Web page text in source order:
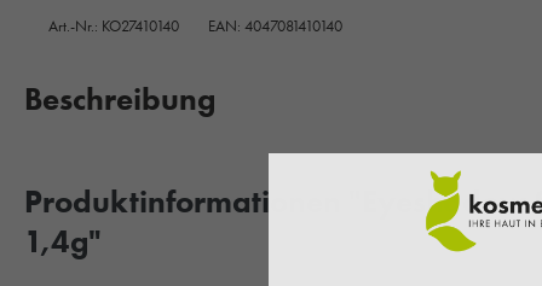
Art.-Nr.: KO27410140 EAN: 4047081410140
Beschreibung
Produktinformationen "Eyeshadow
1,4g"